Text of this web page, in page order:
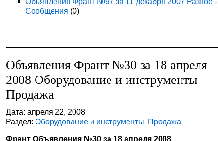
Сообщения (0)
Объявления Франт №30 за 18 апреля
2008 Оборудование и инструменты -
Продажа
Дата: апреля 22, 2008
Раздел:Оборудование и инструменты. Продажа
Франт Объявления №30 за 18 апреля 2008